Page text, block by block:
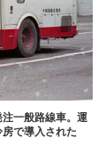
一般路線車。運
で導入された